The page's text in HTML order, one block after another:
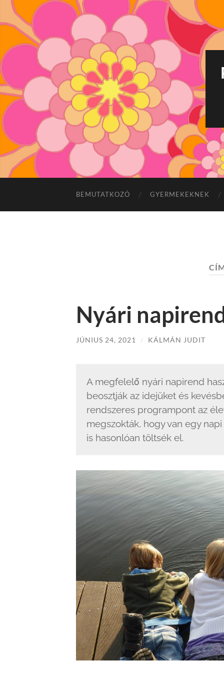
BEMUTATKOZÓ GYERMEKEKNEK
Nyári
JÚNIUS 24, 2021 / KÁLMÁN JUDIT
A megfelelő nyári napirend
beosztják az idejüket és
rendszeres programpont az
megszokták, hogy van egy
is hasonlóan töltsék el.